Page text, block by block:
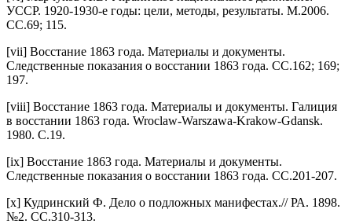
УССР. 1920-1930-е годы: цели, методы, результаты. М.2006.
СС.69; 115.
[vii] Восстание 1863 года. Материалы и документы.
Следственные показания о восстании 1863 года. СС.162; 169;
197.
[viii] Восстание 1863 года. Материалы и документы. Галиция
в восстании 1863 года. Wroclaw-Warszawa-Krakow-Gdansk.
1980. С.19.
[ix] Восстание 1863 года. Материалы и документы.
Следственные показания о восстании 1863 года. СС.201-207.
[x] Кудринский Ф. Дело о подложных манифестах.// РА. 1898.
№2. СС.310-313.